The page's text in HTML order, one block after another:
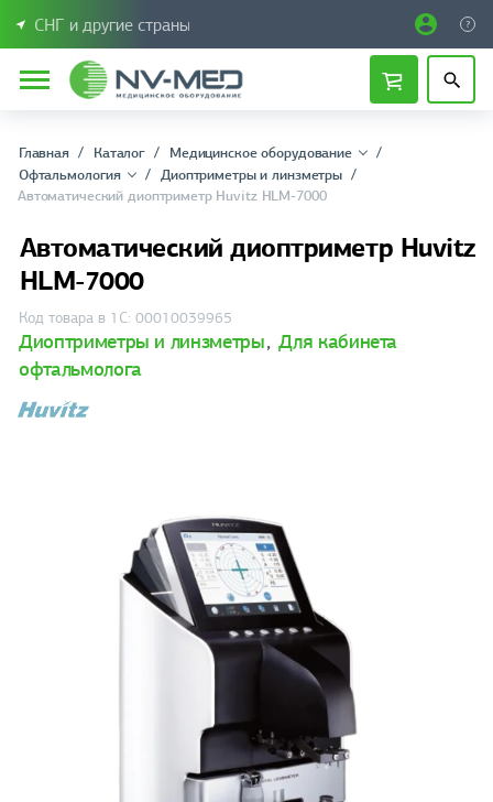
СНГ и другие страны
Главная Каталог
Медицинское оборудование
Офтальмология
Диоптриметры и линзметры
Автоматический диоптриметр Huvitz HLM-7000
Автоматический диоптриметр Huvitz
HLM-7000
Код товара в 1С: 00010039965
Диоптриметры и линзметры, Для кабинета
офтальмолога